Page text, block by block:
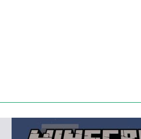
сессий. Раньше сбои случались в